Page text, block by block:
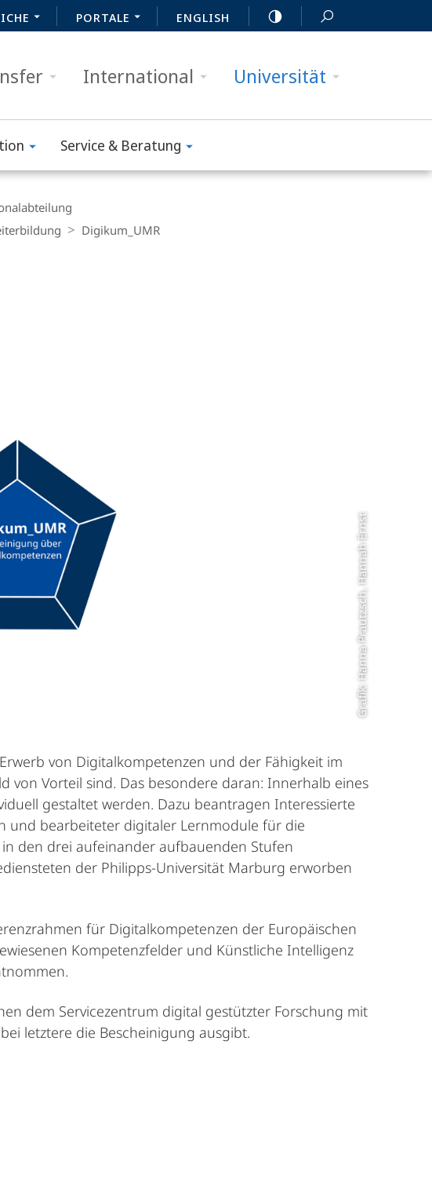
PORTALE ENGLISH
International Universität
Service & Beratung
Digikum_UMR
Grafik: Hanna Prautzsch, Hannah Ernst
von Digitalkompetenzen und der Fähigkeit im
Vorteil sind. Das besondere daran: Innerhalb eines
gestaltet werden. Dazu beantragen Interessierte
und bearbeiteter digitaler Lernmodule für die
den drei aufeinander aufbauenden Stufen
der Philipps-Universität Marburg erworben
für Digitalkompetenzen der Europäischen
Kompetenzfelder und Künstliche Intelligenz
dem Servicezentrum digital gestützter Forschung mit
letztere die Bescheinigung ausgibt.